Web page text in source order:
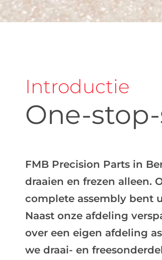
Introductie
One-
FMB Precision Parts in
draaien en frezen alleen.
complete assembly bent
Naast onze afdeling
over een eigen afdeling
we draai- en